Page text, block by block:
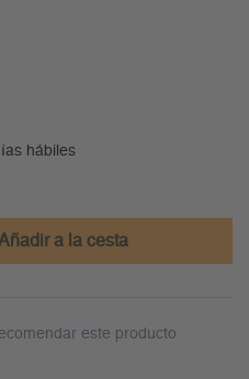
hábiles
Añadir a la cesta
este producto